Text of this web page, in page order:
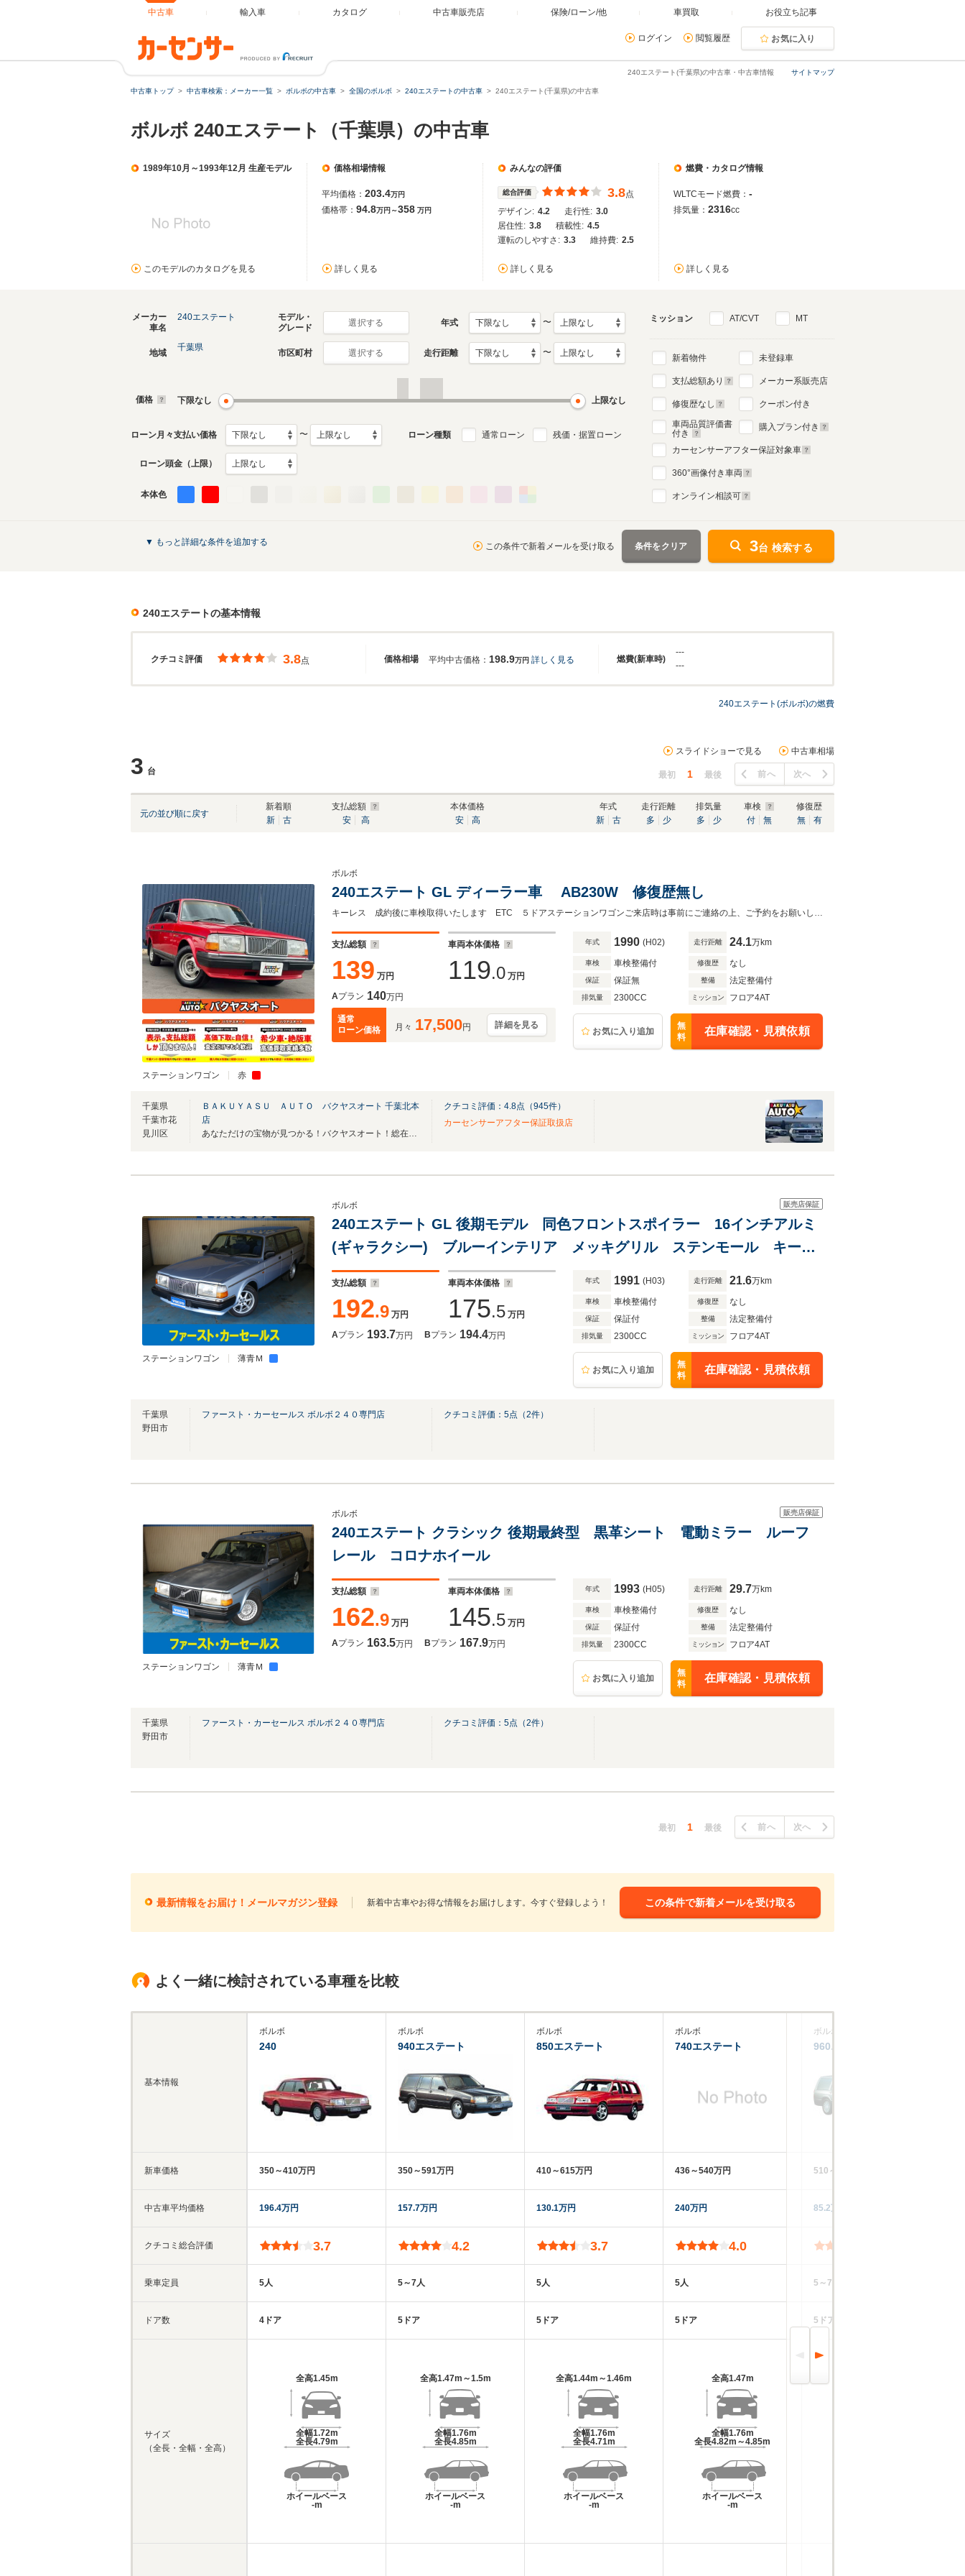
中古車 輸入車 カタログ 中古車販売店 保険/ローン/他 車買取 お役立ち記事
ログイン 閲覧履歴 お気に入り
サイトマップ
240エステート(千葉県)の中古車・中古車情報
中古車トップ 中古車検索：メーカー一覧 ボルボの中古車 全国のボルボ 240エステートの中古車 240エステート(千葉県)の中古車
ボルボ 240エステート（千葉県）の中古車
1989年10月～1993年12月 生産モデル
このモデルのカタログを見る
価格相場情報
平均価格： 203.4万円
価格帯： 94.8万円～358 万円
詳しく見る
みんなの評価
総合評価 3.8点
デザイン: 4.2 走行性: 3.0
居住性: 3.8 積載性: 4.5
運転のしやすさ: 3.3 維持費: 2.5
詳しく見る
燃費・カタログ情報
WLTCモード燃費： -
排気量： 2316cc
詳しく見る
メーカー
車名
240エステート
モデル・
グレード
選択する 年式 〜
地域
千葉県
市区町村 選択する 走行距離 〜
価格 下限なし 上限なし
ローン月々支払い価格 〜 ローン種類 通常ローン 残価・据置ローン
ローン頭金（上限）
本体色
ミッション AT/CVT MT
新着物件
支払総額あり
修復歴なし
車両品質評価書
付き
未登録車
メーカー系販売店
クーポン付き
購入プラン付き
カーセンサーアフター保証対象車
360°画像付き車両
オンライン相談可
▼ もっと詳細な条件を追加する この条件で新着メールを受け取る 条件をクリア 3台 検索する
240エステートの基本情報
クチコミ評価 価格相場 燃費(新車時)
3.8点 平均中古価格： 198.9万円 詳しく見る
---
---
240エステート(ボルボ)の燃費
3 台
スライドショーで見る 中古車相場
最初 1 最後 前へ 次へ
元の並び順に戻す
新着順
新
古
支払総額
安
高
本体価格
安
高
年式
新
古
走行距離
多
少
排気量
多
少
車検
付
無
修復歴
無
有
ステーションワゴン 赤
ボルボ
240エステート GL ディーラー車 AB230W 修復歴無し
キーレス 成約後に車検取得いたします ETC ５ドアステーションワゴンご来店時は事前にご連絡の上、ご予約をお願いします。ご予約無しの場合、ご案内できない場合もございます。
支払総額
139 万円
車両本体価格
119.0 万円
Aプラン 140万円
通常
ローン価格
月々 17,500円 詳細を見る
年式 1990 (H02) 走行距離 24.1万km
車検 車検整備付 修復歴 なし
保証 保証無 整備 法定整備付
排気量 2300CC ミッション フロア4AT
お気に入り追加
無
料
在庫確認・見積依頼
千葉県
千葉市花
見川区
ＢＡＫＵＹＡＳＵ ＡＵＴＯ バクヤスオート 千葉北本
店
あなただけの宝物が見つかる！バクヤスオート！総在庫500台以上！希少車・絶版車も！
クチコミ評価： 4.8点（945件）
カーセンサーアフター保証取扱店
ステーションワゴン 薄青Ｍ
販売店保証
ボルボ
240エステート GL 後期モデル 同色フロントスポイラー 16インチアルミ
(ギャラクシー) ブルーインテリア メッキグリル ステンモール キーレ
ス
支払総額
192.9 万円
車両本体価格
175.5 万円
Aプラン 193.7万円 Bプラン 194.4万円
年式 1991 (H03) 走行距離 21.6万km
車検 車検整備付 修復歴 なし
保証 保証付 整備 法定整備付
排気量 2300CC ミッション フロア4AT
お気に入り追加
無
料
在庫確認・見積依頼
千葉県
野田市
ファースト・カーセールス ボルボ２４０専門店 クチコミ評価： 5点（2件）
ステーションワゴン 薄青Ｍ
販売店保証
ボルボ
240エステート クラシック 後期最終型 黒革シート 電動ミラー ルーフ
レール コロナホイール
支払総額
162.9 万円
車両本体価格
145.5 万円
Aプラン 163.5万円 Bプラン 167.9万円
年式 1993 (H05) 走行距離 29.7万km
車検 車検整備付 修復歴 なし
保証 保証付 整備 法定整備付
排気量 2300CC ミッション フロア4AT
お気に入り追加
無
料
在庫確認・見積依頼
千葉県
野田市
ファースト・カーセールス ボルボ２４０専門店 クチコミ評価： 5点（2件）
最初 1 最後 前へ 次へ
最新情報をお届け！メールマガジン登録 新着中古車やお得な情報をお届けします。今すぐ登録しよう！ この条件で新着メールを受け取る
よく一緒に検討されている車種を比較
基本情報
新車価格
中古車平均価格
クチコミ総合評価
乗車定員
ドア数
サイズ
（全長・全幅・全高）
ボルボ
240
350～410万円
196.4万円
3.7
5人
4ドア
全高1.45m
全幅1.72m
全長4.79m
ホイールベース
-m
ボルボ
940エステート
350～591万円
157.7万円
4.2
5～7人
5ドア
全高1.47m～1.5m
全幅1.76m
全長4.85m
ホイールベース
-m
ボルボ
850エステート
410～615万円
130.1万円
3.7
5人
5ドア
全高1.44m～1.46m
全幅1.76m
全長4.71m
ホイールベース
-m
ボルボ
740エステート
436～540万円
240万円
4.0
5人
5ドア
全高1.47m
全幅1.76m
全長4.82m～4.85m
ホイールベース
-m
ボルボ
960エステート
510～710万円
85.2万円
5～7人
5ドア